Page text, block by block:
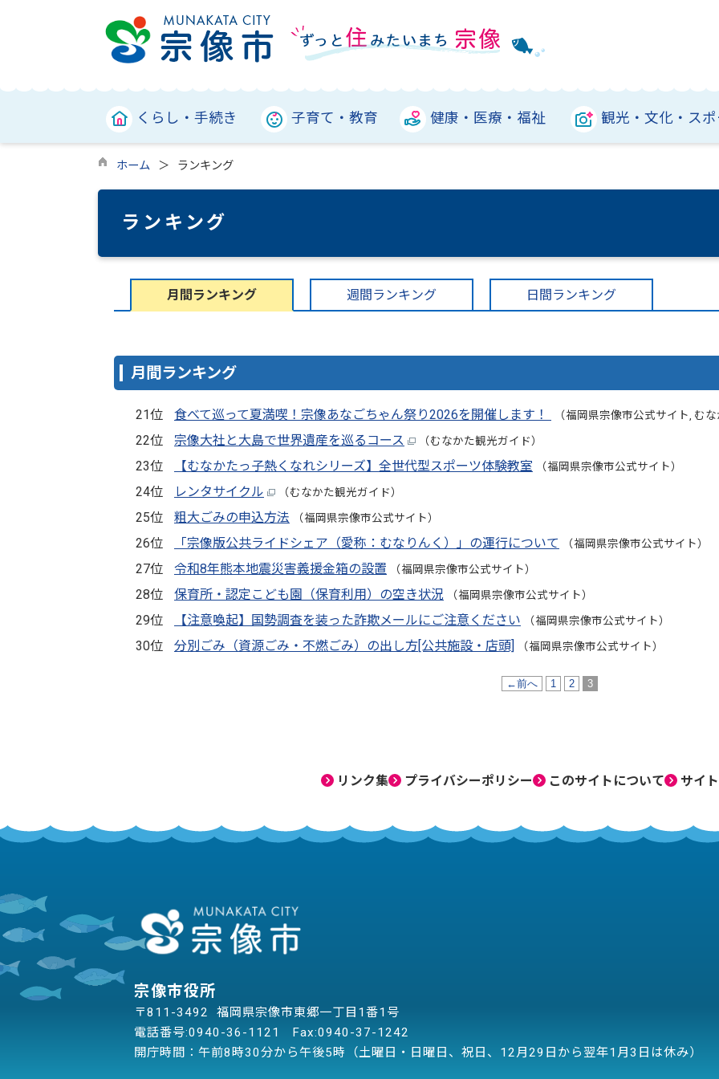
くらし・手続き 子育て・教育 健康・医療・福祉 観光・文化・スポ
ホーム ランキング
ランキング
月間ランキング 週間ランキング 日間ランキング
月間ランキング
21位 食べて巡って夏満喫！宗像あなごちゃん祭り2026を開催します！ （福岡県宗像市公式サイト, む
22位 宗像大社と大島で世界遺産を巡るコース （むなかた観光ガイド）
23位 【むなかたっ子熱くなれシリーズ】全世代型スポーツ体験教室 （福岡県宗像市公式サイト）
24位 レンタサイクル （むなかた観光ガイド）
25位 粗大ごみの申込方法 （福岡県宗像市公式サイト）
26位 「宗像版公共ライドシェア（愛称：むなりんく）」の運行について （福岡県宗像市公式サイト）
27位 令和8年熊本地震災害義援金箱の設置 （福岡県宗像市公式サイト）
28位 保育所・認定こども園（保育利用）の空き状況 （福岡県宗像市公式サイト）
29位 【注意喚起】国勢調査を装った詐欺メールにご注意ください （福岡県宗像市公式サイト）
30位 分別ごみ（資源ごみ・不燃ごみ）の出し方[公共施設・店頭] （福岡県宗像市公式サイト）
←前へ 1 2 3
リンク集 プライバシーポリシー このサイトについて サイ
宗像市役所
〒811-3492 福岡県宗像市東郷一丁目1番1号
電話番号:0940-36-1121
Fax:0940-37-1242
開庁時間：午前8時30分から午後5時（土曜日・日曜日、祝日、12月29日から翌年1月3日は休み）